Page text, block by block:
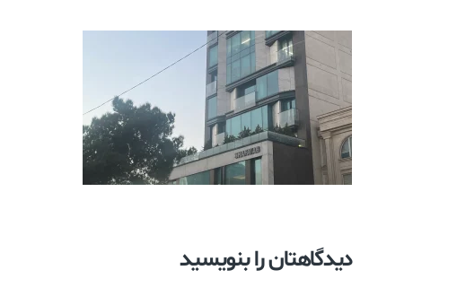
دیدگاهتان را بنویسید